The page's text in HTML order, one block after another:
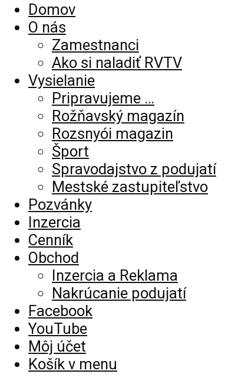
Domov
O nás
Zamestnanci
Ako si naladiť RVTV
Vysielanie
Pripravujeme …
Rožňavský magazín
Rozsnyói magazin
Šport
Spravodajstvo z podujatí
Mestské zastupiteľstvo
Pozvánky
Inzercia
Cenník
Obchod
Inzercia a Reklama
Nakrúcanie podujatí
Facebook
YouTube
Môj účet
Košík v menu